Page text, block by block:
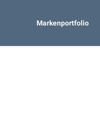
Markenportfolio